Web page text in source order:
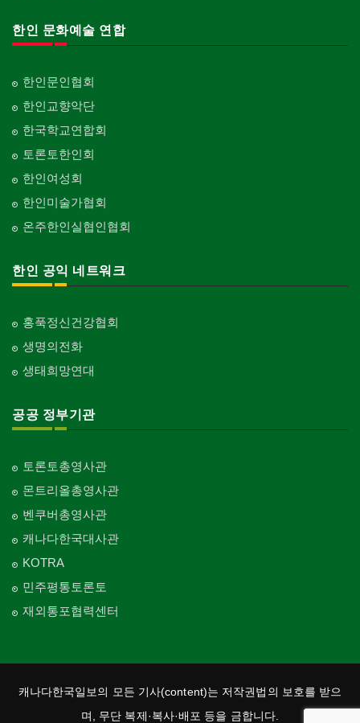
한인 문화예술 연합
한인문인협회
한인교향악단
한국학교연합회
토론토한인회
한인여성회
한인미술가협회
온주한인실협인협회
한인 공익 네트워크
홍푹정신건강협회
생명의전화
생태희망연대
공공 정부기관
토론토총영사관
몬트리올총영사관
벤쿠버총영사관
캐나다한국대사관
KOTRA
민주평통토론토
재외통포협력센터
캐나다한국일보의 모든 기사(content)는 저작권법의 보호를 받으
며, 무단 복제·복사·배포 등을 금합니다.